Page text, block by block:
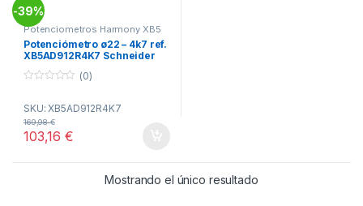
-39%
Potenciometros Harmony XB5
Potenciómetro ø22 – 4k7 ref.
XB5AD912R4K7 Schneider
Electric
u
t
o
f
(0)
SKU: XB5AD912R4K7
103,16€
169,98€
Mostrando el único resultado